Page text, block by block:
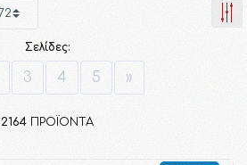
Σελίδες:
3 4 5 »
2164 ΠΡΟΪΌΝΤΑ